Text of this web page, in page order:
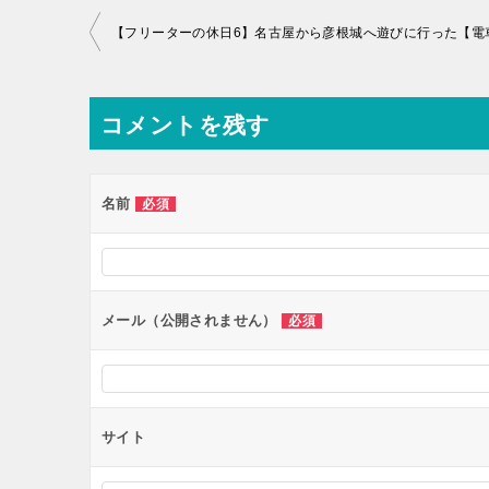
投
ナ
ビ
ー
ョ
ン
コメントを残す
名前 必須
メール（公開されません） 必須
サイト